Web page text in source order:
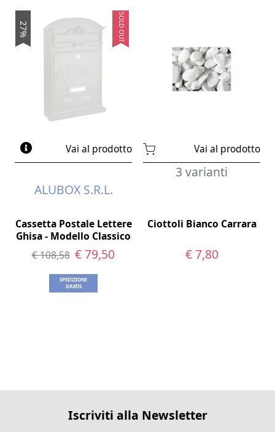
SOLD OUT
27%
Vai al prodotto
ALUBOX S.R.L.
Cassetta Postale Lettere
Ghisa - Modello Classico
€ 108,58 € 79,50
SPEDIZIONE
GRATIS
Vai al prodotto
3 varianti
Ciottoli Bianco Carrara
€ 7,80
Iscriviti alla Newsletter